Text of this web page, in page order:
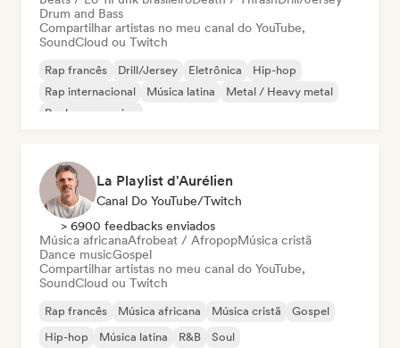
Drum and Bass
Compartilhar artistas no meu canal do YouTube,
SoundCloud ou Twitch
Rap francês Drill/Jersey Eletrônica
Hip-hop
Rap internacional
Música latina
Metal / Heavy metal
Rock progressivo
La Playlist d'Aurélien
Canal Do YouTube/Twitch
> 6900 feedbacks enviados
Música africanaAfrobeat / AfropopMúsica cristã
Dance musicGospel
Compartilhar artistas no meu canal do YouTube,
SoundCloud ou Twitch
Rap francês Música africana Música cristã
Gospel
Hip-hop
Música latina R&B Soul